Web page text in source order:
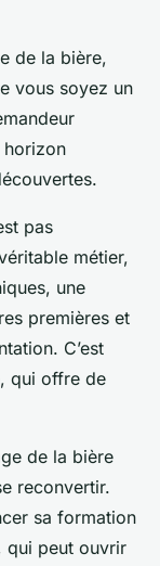
de la bière,
vous soyez un
horizon
pas
métier,
une
premières et
C’est
qui offre de
de la bière
reconvertir.
sa formation
qui peut ouvrir